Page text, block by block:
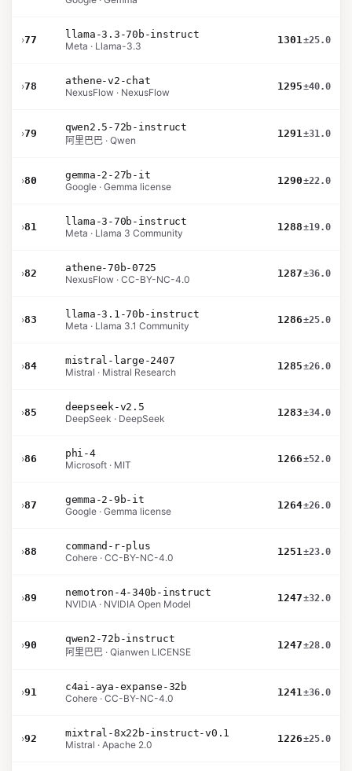
›77
llama-3.3-70b-instruct
Meta · Llama-3.3
1301±25.0
›78
athene-v2-chat
NexusFlow · NexusFlow
1295±40.0
›79
qwen2.5-72b-instruct
阿里巴巴 · Qwen
1291±31.0
›80
gemma-2-27b-it
Google · Gemma license
1290±22.0
›81
llama-3-70b-instruct
Meta · Llama 3 Community
1288±19.0
›82
athene-70b-0725
NexusFlow · CC-BY-NC-4.0
1287±36.0
›83
llama-3.1-70b-instruct
Meta · Llama 3.1 Community
1286±25.0
›84
mistral-large-2407
Mistral · Mistral Research
1285±26.0
›85
deepseek-v2.5
DeepSeek · DeepSeek
1283±34.0
›86
phi-4
Microsoft · MIT
1266±52.0
›87
gemma-2-9b-it
Google · Gemma license
1264±26.0
›88
command-r-plus
Cohere · CC-BY-NC-4.0
1251±23.0
›89
nemotron-4-340b-instruct
NVIDIA · NVIDIA Open Model
1247±32.0
›90
qwen2-72b-instruct
阿里巴巴 · Qianwen LICENSE
1247±28.0
›91
c4ai-aya-expanse-32b
Cohere · CC-BY-NC-4.0
1241±36.0
›92
mixtral-8x22b-instruct-v0.1
Mistral · Apache 2.0
1226±25.0